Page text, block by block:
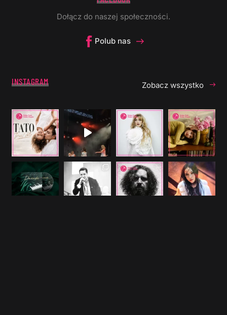
Dołącz do naszej społeczności.
Polub nas
INSTAGRAM Zobacz wszystko